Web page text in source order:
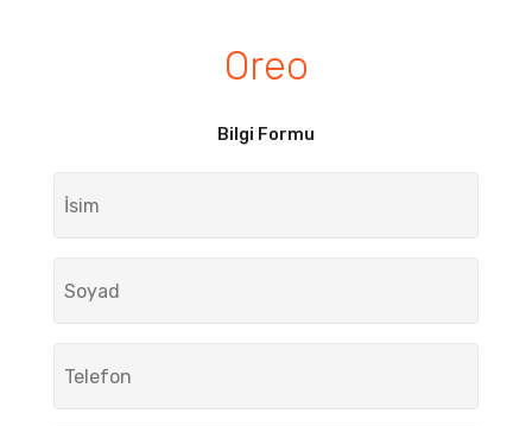
Oreo
Bilgi Formu